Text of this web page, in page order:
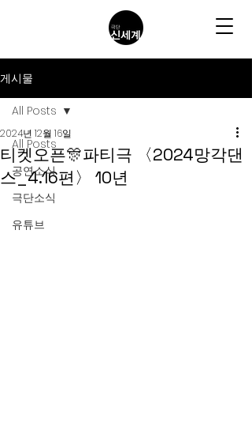
게시물
All Posts
공연소식
극단소식
유튜브
All Posts
티켓오픈🎊파티극 〈2024망각댄
스_4.16편〉 10년
2024년 12월 16일